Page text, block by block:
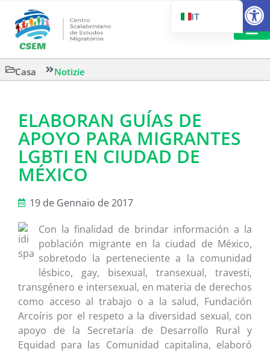
Casa Notizie
ELABORAN GUÍAS DE
APOYO PARA MIGRANTES
LGBTI EN CIUDAD DE
MÉXICO
19 de Gennaio de 2017
Con la finalidad de brindar información a la
población migrante en la ciudad de México,
sobretodo la perteneciente a la comunidad
lésbico, gay, bisexual, transexual, travesti,
transgénero e intersexual, en materia de derechos
como acceso al trabajo o a la salud, Fundación
Arcoíris por el respeto a la diversidad sexual, con
apoyo de la Secretaría de Desarrollo Rural y
Equidad para las Comunidad capitalina, elaboró
IT
EN